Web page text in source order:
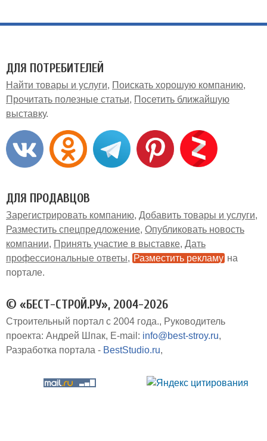
ДЛЯ ПОТРЕБИТЕЛЕЙ
Найти товары и услуги
Поискать хорошую компанию
Прочитать полезные статьи
Посетить ближайшую
выставку
ДЛЯ ПРОДАВЦОВ
Зарегистрировать компанию Добавить товары и услуги
Разместить спецпредложение Опубликовать новость
компании
Принять участие в выставке Дать
профессиональные ответы
Разместить рекламу на
портале
© «БЕСТ-СТРОЙ.РУ», 2004-2026
Строительный портал с 2004 года.
Руководитель
проекта: Андрей Шпак E-mail: info@best-stroy.ru
Разработка портала - BestStudio.ru